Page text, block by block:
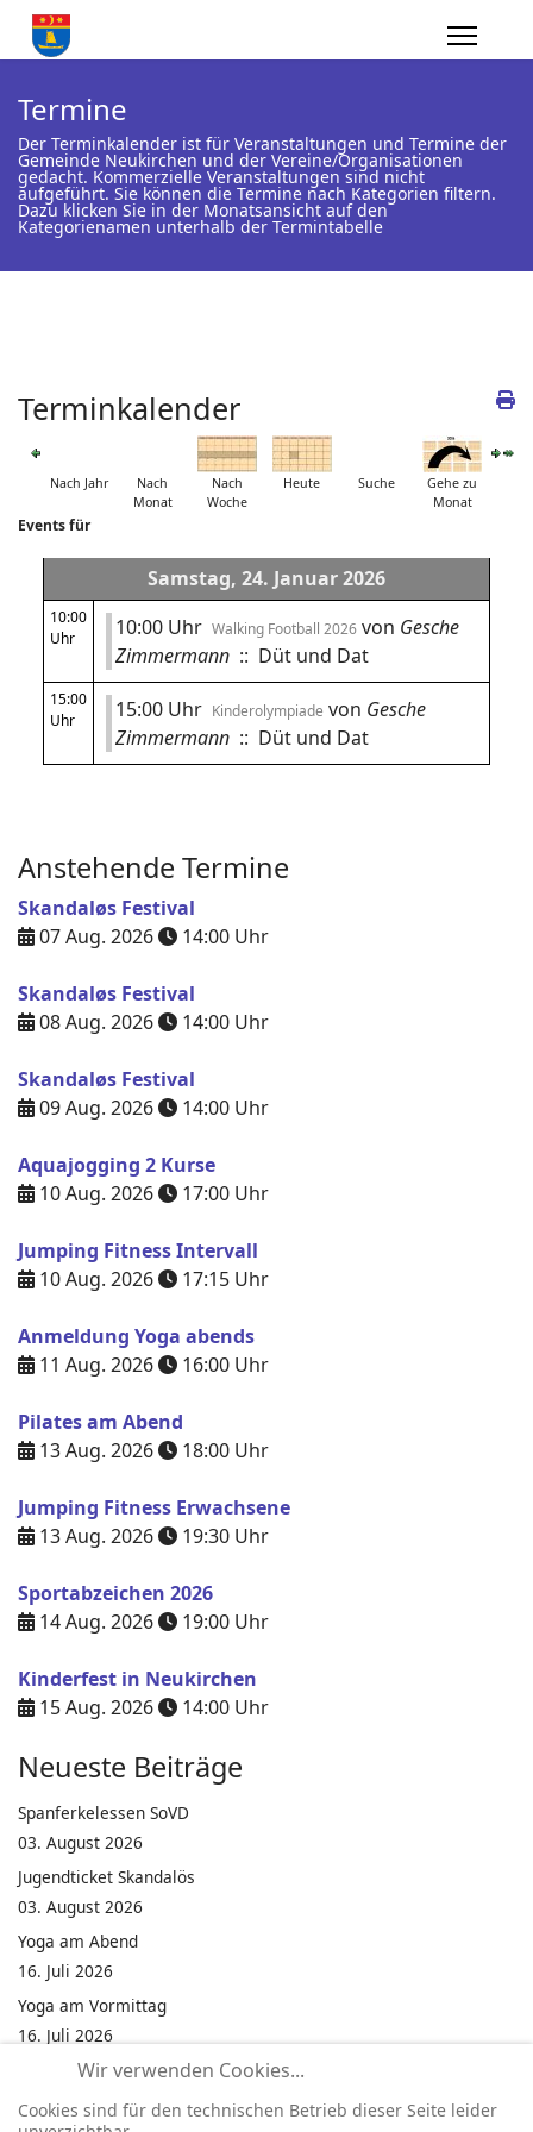
Termine
Der Terminkalender ist für Veranstaltungen und Termine der
Gemeinde Neukirchen und der Vereine/Organisationen
gedacht. Kommerzielle Veranstaltungen sind nicht
aufgeführt. Sie können die Termine nach Kategorien filtern.
Dazu klicken Sie in der Monatsansicht auf den
Kategorienamen unterhalb der Termintabelle
Terminkalender
Nach Jahr
Nach
Monat
Nach
Woche
Heute Suche
Gehe zu
Monat
Events für
Samstag, 24. Januar 2026
10:00
Uhr
10:00 Uhr Walking Football 2026 von Gesche
Zimmermann :: Düt und Dat
15:00
Uhr
15:00 Uhr Kinderolympiade von Gesche
Zimmermann :: Düt und Dat
Anstehende Termine
Skandaløs Festival
07 Aug. 2026
14:00 Uhr
Skandaløs Festival
08 Aug. 2026
14:00 Uhr
Skandaløs Festival
09 Aug. 2026
14:00 Uhr
Aquajogging 2 Kurse
10 Aug. 2026
17:00 Uhr
Jumping Fitness Intervall
10 Aug. 2026
17:15 Uhr
Anmeldung Yoga abends
11 Aug. 2026
16:00 Uhr
Pilates am Abend
13 Aug. 2026
18:00 Uhr
Jumping Fitness Erwachsene
13 Aug. 2026
19:30 Uhr
Sportabzeichen 2026
14 Aug. 2026
19:00 Uhr
Kinderfest in Neukirchen
15 Aug. 2026
14:00 Uhr
Neueste Beiträge
Spanferkelessen SoVD
03. August 2026
Jugendticket Skandalös
03. August 2026
Yoga am Abend
16. Juli 2026
Yoga am Vormittag
16. Juli 2026
Pilates am Abend
16. Juli 2026
Wir verwenden Cookies...
Cookies sind für den technischen Betrieb dieser Seite leider